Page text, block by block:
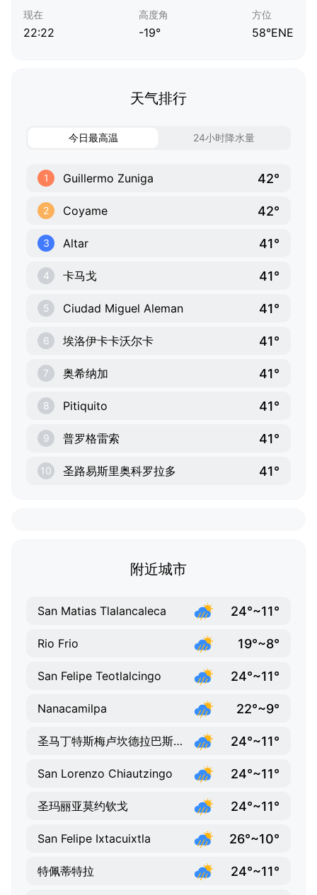
现在
22:22
高度角
-19°
方位
58°ENE
天气排行
今日最高温 24小时降水量
1 Guillermo Zuniga 42°
2 Coyame 42°
3 Altar 41°
4 卡马戈 41°
5 Ciudad Miguel Aleman 41°
6 埃洛伊卡卡沃尔卡 41°
7 奥希纳加 41°
8 Pitiquito 41°
9 普罗格雷索 41°
10 圣路易斯里奥科罗拉多 41°
附近城市
San Matias Tlalancaleca 24°~11°
Rio Frio 19°~8°
San Felipe Teotlalcingo 24°~11°
Nanacamilpa 22°~9°
圣马丁特斯梅卢坎德拉巴斯蒂达 24°~11°
San Lorenzo Chiautzingo 24°~11°
圣玛丽亚莫约钦戈 24°~11°
San Felipe Ixtacuixtla 26°~10°
特佩蒂特拉 24°~11°